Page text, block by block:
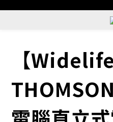
【Widelife